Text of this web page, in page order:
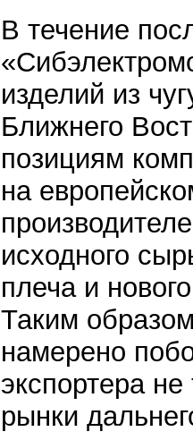
В течение
изделий из
Ближнего
позициям
на
исходного
плеча и
Таким
намерено
экспортера
рынки